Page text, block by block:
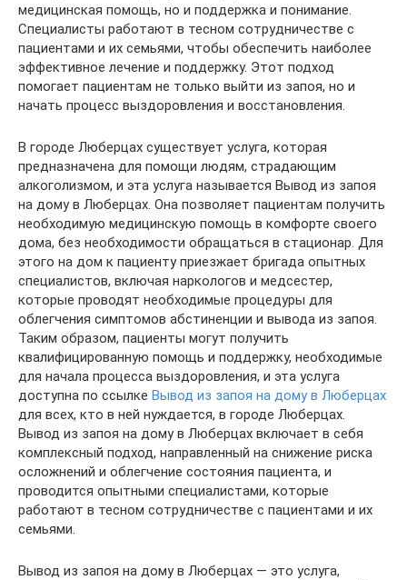
медицинская помощь, но и поддержка и понимание.
Специалисты работают в тесном сотрудничестве с
пациентами и их семьями, чтобы обеспечить наиболее
эффективное лечение и поддержку. Этот подход
помогает пациентам не только выйти из запоя, но и
начать процесс выздоровления и восстановления.
В городе Люберцах существует услуга, которая
предназначена для помощи людям, страдающим
алкоголизмом, и эта услуга называется Вывод из запоя
на дому в Люберцах. Она позволяет пациентам получить
необходимую медицинскую помощь в комфорте своего
дома, без необходимости обращаться в стационар. Для
этого на дом к пациенту приезжает бригада опытных
специалистов, включая наркологов и медсестер,
которые проводят необходимые процедуры для
облегчения симптомов абстиненции и вывода из запоя.
Таким образом, пациенты могут получить
квалифицированную помощь и поддержку, необходимые
для начала процесса выздоровления, и эта услуга
доступна по ссылке Вывод из запоя на дому в Люберцах
для всех, кто в ней нуждается, в городе Люберцах.
Вывод из запоя на дому в Люберцах включает в себя
комплексный подход, направленный на снижение риска
осложнений и облегчение состояния пациента, и
проводится опытными специалистами, которые
работают в тесном сотрудничестве с пациентами и их
семьями.
Вывод из запоя на дому в Люберцах — это услуга,